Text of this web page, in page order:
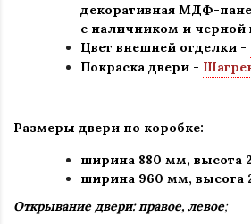
декоративная МДФ-
с наличником и черной
Цвет внешней отделки -
Покраска двери -
Размеры двери по коробке:
ширина 880 мм, высота
ширина 960 мм, высота
Открывание двери: правое, левое;